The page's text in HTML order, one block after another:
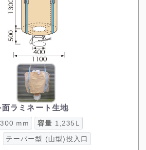
ラミネート生地
mm 容量 1,235L
テーパー型 (山型)投入口